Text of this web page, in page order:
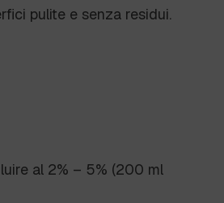
pulite e senza residui.
al 2% – 5% (200 ml